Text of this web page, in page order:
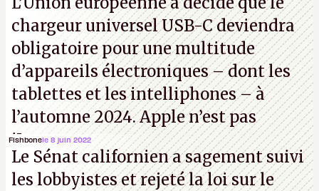
chargeur universel USB-C deviendra
obligatoire pour une multitude
d’appareils électroniques – dont les
tablettes et les intelliphones – à
l’automne 2024. Apple n’est pas
iJouasse.
Fishbonele 8 juin 2022
Le Sénat californien a sagement suivi
les lobbyistes et rejeté la loi sur le